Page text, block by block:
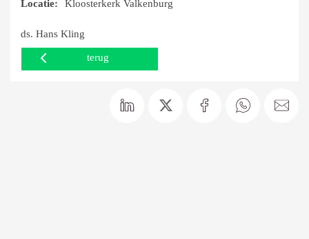
Locatie:
Kloosterkerk Valkenburg
ds. Hans Kling
terug